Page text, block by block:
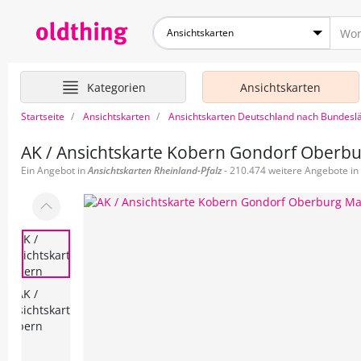
Ansichtskarten
Kategorien Ansichtskarten
Startseite Ansichtskarten Ansichtskarten Deutschland nach
AK / Ansichtskarte Kobern Gondorf
Ein Angebot inAnsichtskartenRheinland-Pfalz- 210.474 weitere Angebote